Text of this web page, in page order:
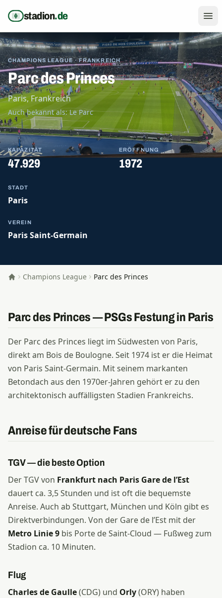
stadion.de
CHAMPIONS LEAGUE · FRANKREICH
Parc des Princes
Paris, Frankreich
Auch bekannt als: Le Parc
KAPAZITÄT
47.929
ERÖFFNUNG
1972
STADT
Paris
VEREIN
Paris Saint-Germain
StartseiteChampions League Parc des Princes
Parc des Princes — PSGs Festung in Paris
Der Parc des Princes liegt im Südwesten von Paris,
direkt am Bois de Boulogne. Seit 1974 ist er die Heimat
von Paris Saint-Germain. Mit seinem markanten
Betondach aus den 1970er-Jahren gehört er zu den
architektonisch auffälligsten Stadien Frankreichs.
Anreise für deutsche Fans
TGV — die beste Option
Der TGV von Frankfurt nach Paris Gare de l’Est
dauert ca. 3,5 Stunden und ist oft die bequemste
Anreise. Auch ab Stuttgart, München und Köln gibt es
Direktverbindungen. Von der Gare de l’Est mit der
Metro Linie 9 bis Porte de Saint-Cloud — Fußweg zum
Stadion ca. 10 Minuten.
Flug
Charles de Gaulle(CDG) und Orly(ORY) haben